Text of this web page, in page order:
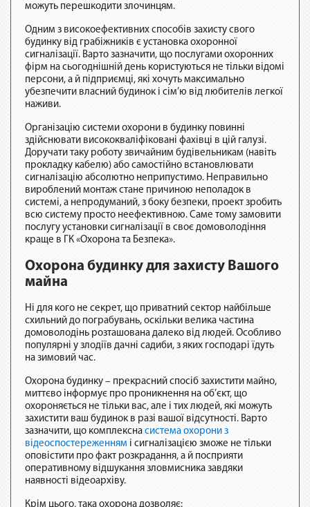
можуть перешкодити злочинцям.
Одним з високоефективних способів захисту свого
будинку від грабіжників є установка охоронної
сигналізації. Варто зазначити, що послугами охоронних
фірм на сьогоднішній день користуються не тільки відомі
персони, а й підприємці, які хочуть максимально
убезпечити власний будинок і сім’ю від любителів легкої
наживи.
Організацію системи охорони в будинку повинні
здійснювати висококваліфіковані фахівці в цій галузі.
Доручати таку роботу звичайним будівельникам (навіть
прокладку кабелю) або самостійно встановлювати
сигналізацію абсолютно неприпустимо. Неправильно
вироблений монтаж стане причиною неполадок в
системі, а непродуманий, з боку безпеки, проект зробить
всю систему просто неефективною. Саме тому замовити
послугу установки сигналізації в своє домоволодіння
краще в ГК «Охорона та Безпека».
Охорона будинку для захисту Вашого
майна
Ні для кого не секрет, що приватний сектор найбільше
схильний до пограбувань, оскільки велика частина
домоволодінь розташована далеко від людей. Особливо
популярні у злодіїв дачні садиби, з яких господарі їдуть
на зимовий час.
Охорона будинку – прекрасний спосіб захистити майно,
миттєво інформує про проникнення на об’єкт, що
охороняється не тільки вас, але і тих людей, які можуть
захистити ваш будинок в разі вашої відсутності. Варто
зазначити, що комплексна система охорони з
відеоспостереженням і сигналізацією зможе не тільки
оповістити про факт розкрадання, а й посприяти
оперативному відшукання зловмисника завдяки
наявності відеоархіву.
Крім цього, така охорона дозволяє: